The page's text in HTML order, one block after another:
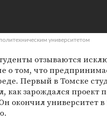
университетом
отзываются
о том, что
Первый в Томске
как зарождался проект
окончил университет